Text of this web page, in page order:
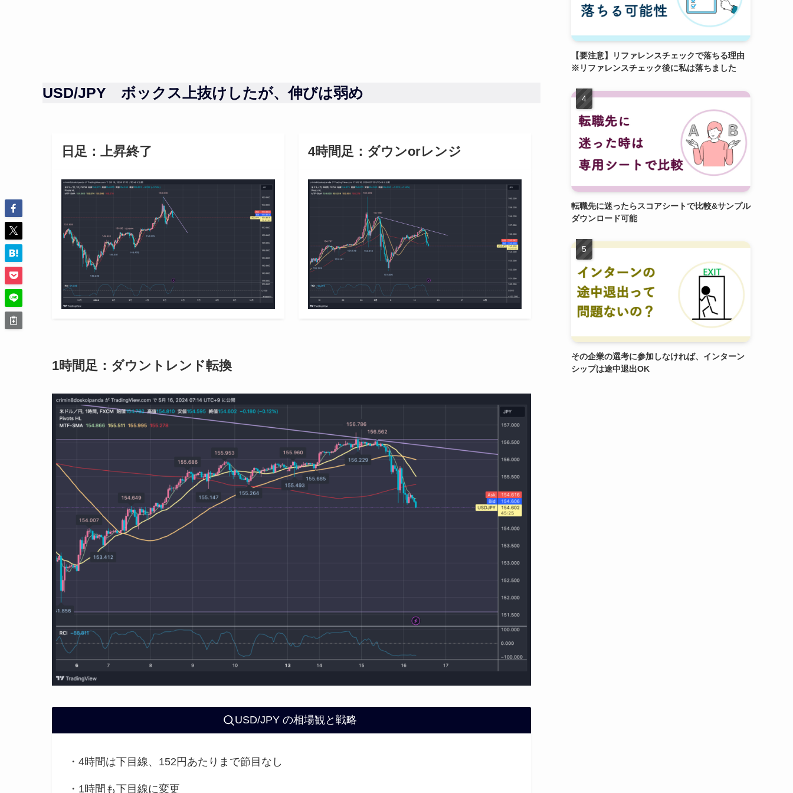
USD/JPY ボックス上抜けしたが、伸びは弱め
日足：上昇終了 4時間足：ダウンorレンジ
1時間足：ダウントレンド転換
USD/JPY の相場観と戦略
・4時間は下目線、152円あたりまで節目なし
・1時間も下目線に変更
【要注意】リファレンスチェックで落ちる理由
※リファレンスチェック後に私は落ちました
転職先に迷ったらスコアシートで比較&サンプル
ダウンロード可能
その企業の選考に参加しなければ、インターン
シップは途中退出OK